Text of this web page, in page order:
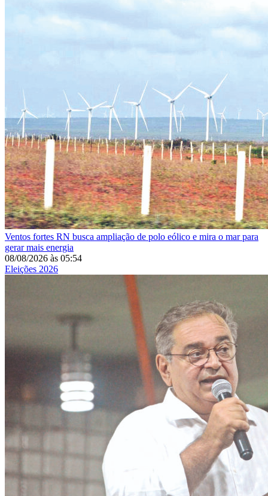
Ventos fortes RN busca ampliação de polo eólico e mira o mar para
gerar mais energia
08/08/2026 às 05:54
Eleições 2026